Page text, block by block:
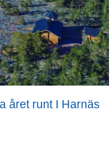
året runt I Harnäs